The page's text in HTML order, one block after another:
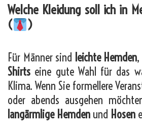
Welche Kleidung soll ich in
(
)
Für Männer sind leichte Hemden,
Shirts eine gute Wahl für das
Klima. Wenn Sie formellere
oder abends ausgehen
langärmlige Hemden und Hosen